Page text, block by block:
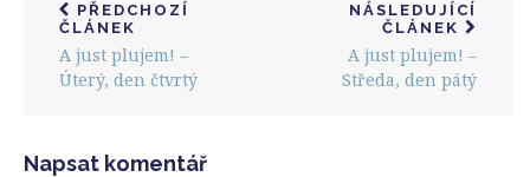
PŘEDCHOZÍ
ČLÁNEK
A just plujem! –
Úterý, den čtvrtý
NÁSLEDUJÍCÍ
ČLÁNEK
A just plujem! –
Středa, den pátý
Napsat komentář